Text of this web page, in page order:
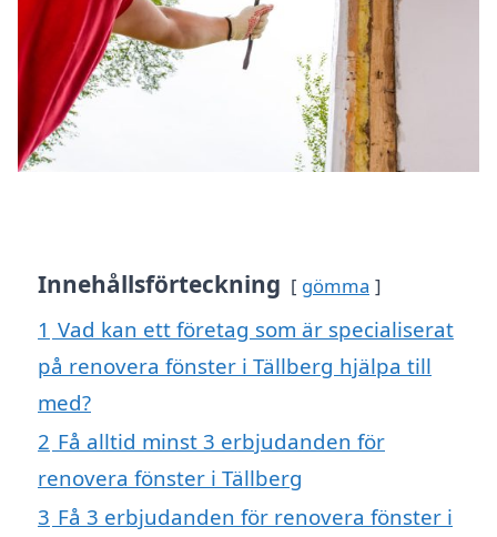
Innehållsförteckning gömma
1 Vad kan ett företag som är specialiserat
på renovera fönster i Tällberg hjälpa till
med?
2 Få alltid minst 3 erbjudanden för
renovera fönster i Tällberg
3 Få 3 erbjudanden för renovera fönster i